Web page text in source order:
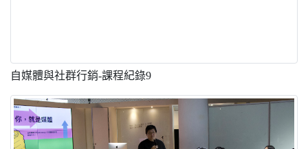
自媒體與社群行銷-課程紀錄9